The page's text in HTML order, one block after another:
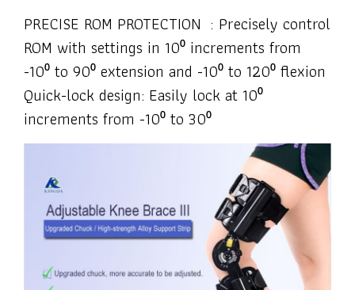
PRECISE ROM PROTECTION : Precisely control
ROM with settings in 10⁰ increments from
-10⁰ to 90⁰ extension and -10⁰ to 120⁰ flexion
Quick-lock design: Easily lock at 10⁰
increments from -10⁰ to 30⁰